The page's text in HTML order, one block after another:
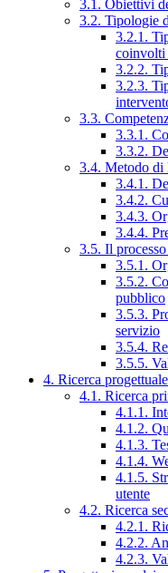
3.1. Obiettivi
3.2. Tipologie
3.2.1.
coinvolti
3.2.2.
3.2.3.
3.3.
3.3.1.
3.3.2.
3.4. Metodo di
3.4.1.
3.4.2.
3.4.3.
3.4.4.
3.5. Il
3.5.1.
3.5.2.
pubblico
3.5.3.
servizio
3.5.4.
3.5.5.
4. Ricerca progettuale
4.1. Ricerca
4.1.1.
4.1.2.
4.1.3.
4.1.4.
4.1.5.
utente
4.2. Ricerca
4.2.1.
4.2.2.
4.2.3.